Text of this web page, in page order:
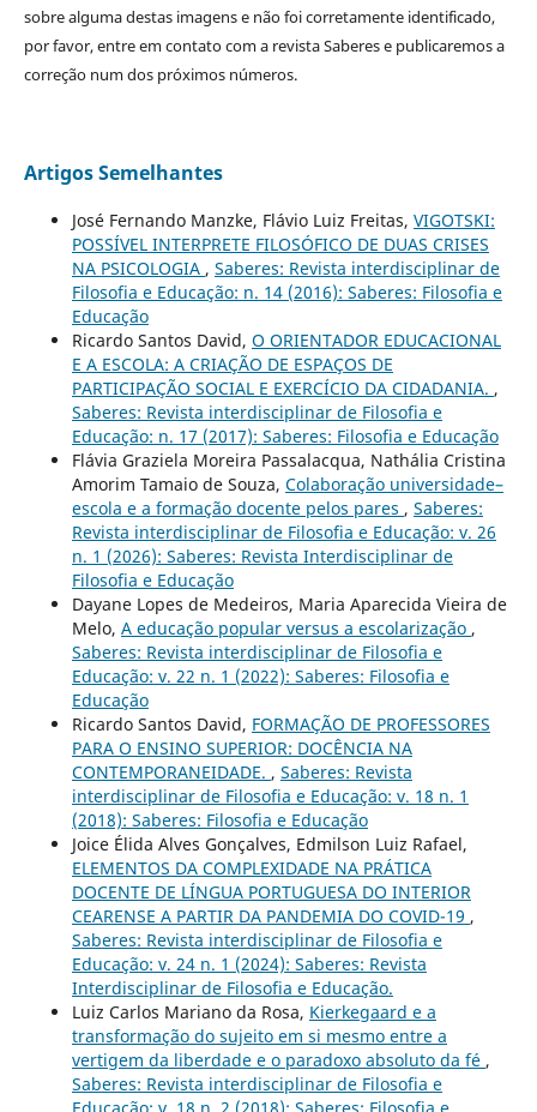
sobre alguma destas imagens e não foi corretamente identificado,
por favor, entre em contato com a revista Saberes e publicaremos a
correção num dos próximos números.
Artigos Semelhantes
José Fernando Manzke, Flávio Luiz Freitas, VIGOTSKI:
POSSÍVEL INTERPRETE FILOSÓFICO DE DUAS CRISES
NA PSICOLOGIA , Saberes: Revista interdisciplinar de
Filosofia e Educação: n. 14 (2016): Saberes: Filosofia e
Educação
Ricardo Santos David, O ORIENTADOR EDUCACIONAL
E A ESCOLA: A CRIAÇÃO DE ESPAÇOS DE
PARTICIPAÇÃO SOCIAL E EXERCÍCIO DA CIDADANIA. ,
Saberes: Revista interdisciplinar de Filosofia e
Educação: n. 17 (2017): Saberes: Filosofia e Educação
Flávia Graziela Moreira Passalacqua, Nathália Cristina
Amorim Tamaio de Souza, Colaboração universidade–
escola e a formação docente pelos pares , Saberes:
Revista interdisciplinar de Filosofia e Educação: v. 26
n. 1 (2026): Saberes: Revista Interdisciplinar de
Filosofia e Educação
Dayane Lopes de Medeiros, Maria Aparecida Vieira de
Melo, A educação popular versus a escolarização ,
Saberes: Revista interdisciplinar de Filosofia e
Educação: v. 22 n. 1 (2022): Saberes: Filosofia e
Educação
Ricardo Santos David, FORMAÇÃO DE PROFESSORES
PARA O ENSINO SUPERIOR: DOCÊNCIA NA
CONTEMPORANEIDADE. , Saberes: Revista
interdisciplinar de Filosofia e Educação: v. 18 n. 1
(2018): Saberes: Filosofia e Educação
Joice Élida Alves Gonçalves, Edmilson Luiz Rafael,
ELEMENTOS DA COMPLEXIDADE NA PRÁTICA
DOCENTE DE LÍNGUA PORTUGUESA DO INTERIOR
CEARENSE A PARTIR DA PANDEMIA DO COVID-19 ,
Saberes: Revista interdisciplinar de Filosofia e
Educação: v. 24 n. 1 (2024): Saberes: Revista
Interdisciplinar de Filosofia e Educação.
Luiz Carlos Mariano da Rosa, Kierkegaard e a
transformação do sujeito em si mesmo entre a
vertigem da liberdade e o paradoxo absoluto da fé ,
Saberes: Revista interdisciplinar de Filosofia e